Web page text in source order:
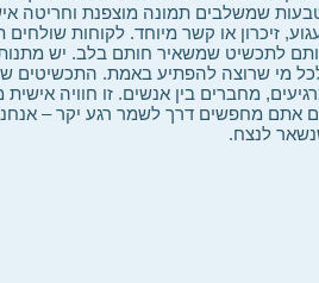
שמשלבים תמונה מוצפנת וחריטה
זיכרון או קשר מיוחד. לקוחות
לתכשיט שמשאיר חותם בלב. יש מתנות
מי שרוצה להפתיע באמת. התכשיטים
מחברים בין אנשים. זו חוויה
אתם מחפשים דרך לשמר רגע יקר –
לנצח.